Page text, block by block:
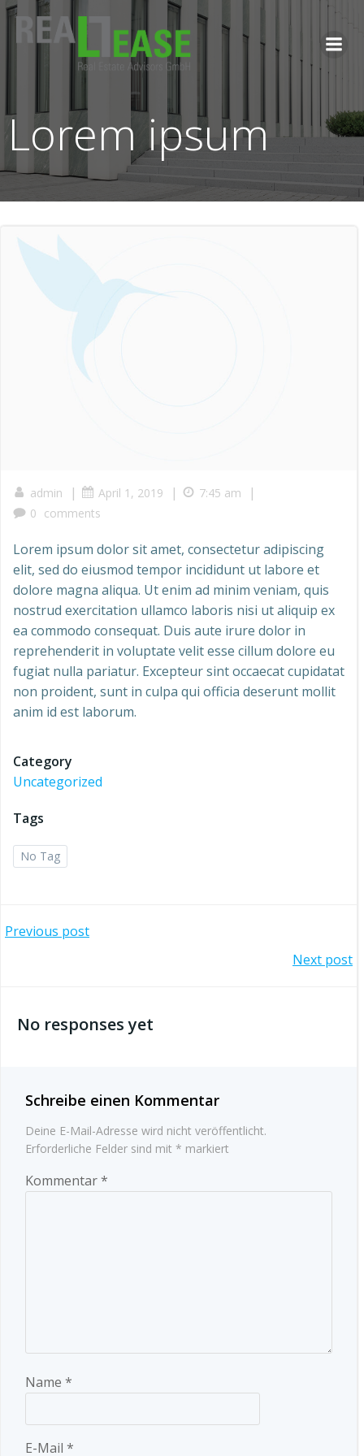
Zum
Inhalt
springen
Lorem ipsum
admin | April 1, 2019 | 7:45 am |
0 comments
Lorem ipsum dolor sit amet, consectetur adipiscing
elit, sed do eiusmod tempor incididunt ut labore et
dolore magna aliqua. Ut enim ad minim veniam, quis
nostrud exercitation ullamco laboris nisi ut aliquip ex
ea commodo consequat. Duis aute irure dolor in
reprehenderit in voluptate velit esse cillum dolore eu
fugiat nulla pariatur. Excepteur sint occaecat cupidatat
non proident, sunt in culpa qui officia deserunt mollit
anim id est laborum.
Category
Uncategorized
Tags
No Tag
Beitrags-
Previous post
Navigation
Next post
No responses yet
Schreibe einen Kommentar
Deine E-Mail-Adresse wird nicht veröffentlicht.
Erforderliche Felder sind mit * markiert
Kommentar*
Name *
E-Mail *